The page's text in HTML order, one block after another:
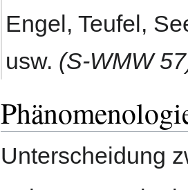
Engel, Teufel,
usw. (S-WMW
Unterscheidung